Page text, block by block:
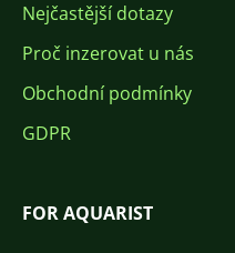
Nejčastější dotazy
Proč inzerovat u nás
Obchodní podmínky
GDPR
FOR AQUARIST